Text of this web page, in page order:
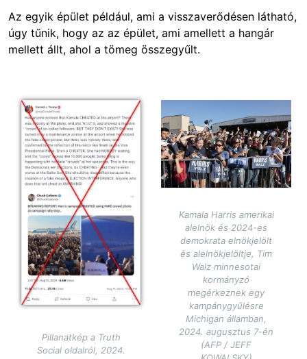
Az egyik épület például, ami a visszaverődésen látható,
úgy tűnik, hogy az az épület, ami amellett a hangár
mellett állt, ahol a tömeg összegyűlt.
Image
Pillanatkép a Truth
Social oldalról, 2024.
Kamala Harris amerikai
alelnök és 2024-es
demokrata elnökjelölt
és alelnökjelöltje, Tim
Walz minnesotai
kormányzó
megérkeznek egy
kampánygyűlésre
Michigan államban,
2024. augusztus 7-én
(AFP / JEFF